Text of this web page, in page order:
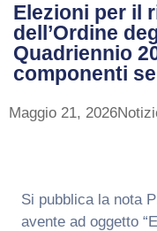
Elezioni per il
dell’Ordine
Quadriennio
componenti
Maggio 21, 2026
Si pubblica la nota
avente ad oggetto